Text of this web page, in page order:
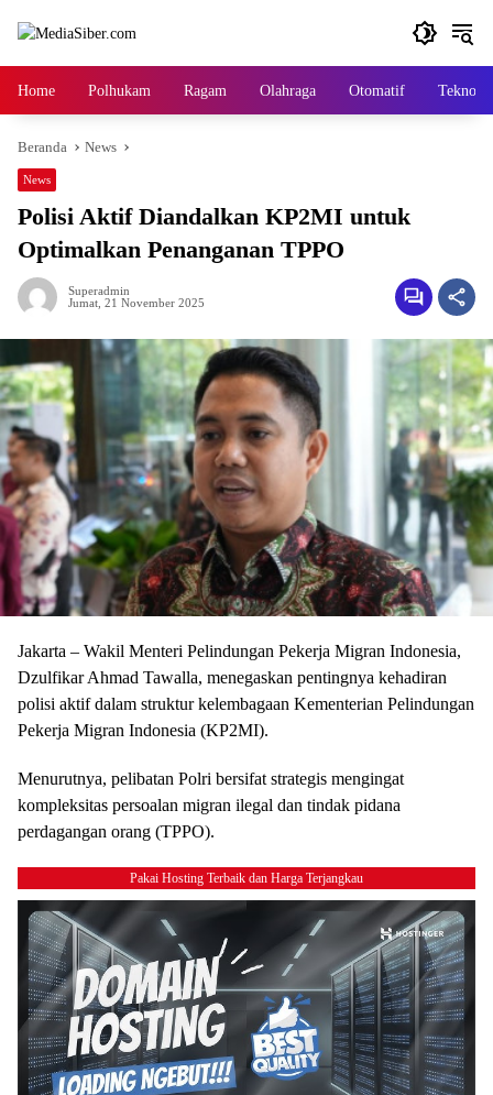
Home Polhukam Ragam Olahraga Otomatif Tekno
Beranda News
News
Polisi Aktif Diandalkan KP2MI untuk
Optimalkan Penanganan TPPO
Superadmin
Jumat, 21 November 2025
Jakarta – Wakil Menteri Pelindungan Pekerja Migran Indonesia,
Dzulfikar Ahmad Tawalla, menegaskan pentingnya kehadiran
polisi aktif dalam struktur kelembagaan Kementerian Pelindungan
Pekerja Migran Indonesia (KP2MI).
Menurutnya, pelibatan Polri bersifat strategis mengingat
kompleksitas persoalan migran ilegal dan tindak pidana
perdagangan orang (TPPO).
Pakai Hosting Terbaik dan Harga Terjangkau